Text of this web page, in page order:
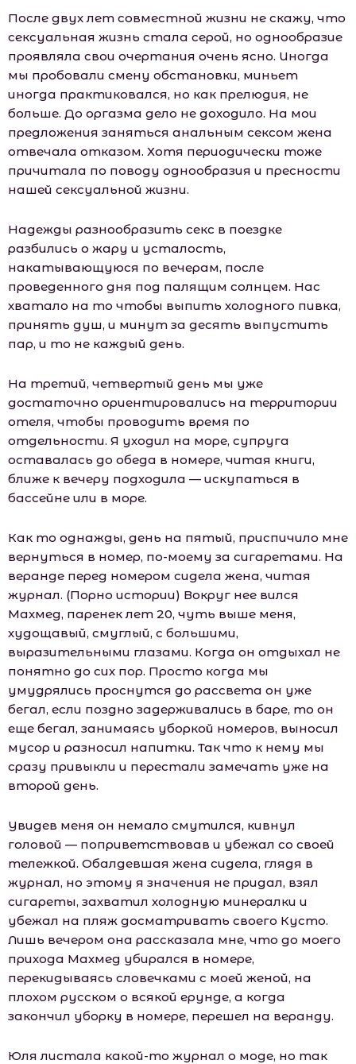
После двух лет совместной жизни не скажу, что
сексуальная жизнь стала серой, но однообразие
проявляла свои очертания очень ясно. Иногда
мы пробовали смену обстановки, миньет
иногда практиковался, но как прелюдия, не
больше. До оргазма дело не доходило. На мои
предложения заняться анальным сексом жена
отвечала отказом. Хотя периодически тоже
причитала по поводу однообразия и пресности
нашей сексуальной жизни.
Надежды разнообразить секс в поездке
разбились о жару и усталость,
накатывающуюся по вечерам, после
проведенного дня под палящим солнцем. Нас
хватало на то чтобы выпить холодного пивка,
принять душ, и минут за десять выпустить
пар, и то не каждый день.
На третий, четвертый день мы уже
достаточно ориентировались на территории
отеля, чтобы проводить время по
отдельности. Я уходил на море, супруга
оставалась до обеда в номере, читая книги,
ближе к вечеру подходила — искупаться в
бассейне или в море.
Как то однажды, день на пятый, приспичило мне
вернуться в номер, по-моему за сигаретами. На
веранде перед номером сидела жена, читая
журнал. (Порно истории) Вокруг нее вился
Махмед, паренек лет 20, чуть выше меня,
худощавый, смуглый, с большими,
выразительными глазами. Когда он отдыхал не
понятно до сих пор. Просто когда мы
умудрялись проснутся до рассвета он уже
бегал, если поздно задерживались в баре, то он
еще бегал, занимаясь уборкой номеров, выносил
мусор и разносил напитки. Так что к нему мы
сразу привыкли и перестали замечать уже на
второй день.
Увидев меня он немало смутился, кивнул
головой — поприветствовав и убежал со своей
тележкой. Обалдевшая жена сидела, глядя в
журнал, но этому я значения не придал, взял
сигареты, захватил холодную минералки и
убежал на пляж досматривать своего Кусто.
Лишь вечером она рассказала мне, что до моего
прихода Махмед убирался в номере,
перекидываясь словечками с моей женой, на
плохом русском о всякой ерунде, а когда
закончил уборку в номере, перешел на веранду.
Юля листала какой-то журнал о моде, но так